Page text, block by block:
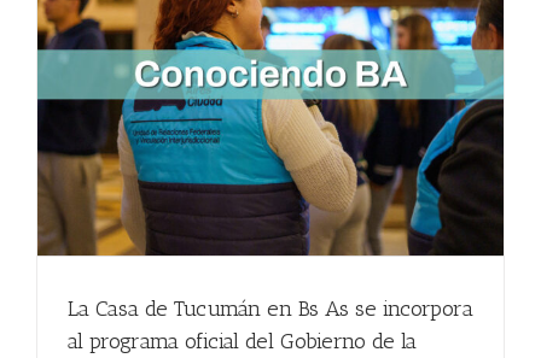
La Casa de Tucumán en Bs As se incorpora
al programa oficial del Gobierno de la